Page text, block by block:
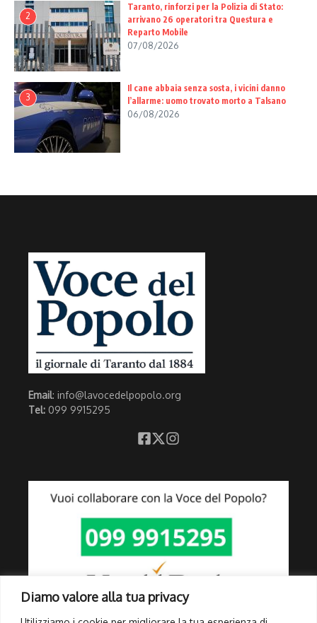
Diamo valore alla tua privacy
2
Taranto, rinforzi per la Polizia di Stato:
arrivano 26 operatori tra Questura e
Reparto Mobile
07/08/2026
3
Il cane abbaia senza sosta, i vicini danno
l’allarme: uomo trovato morto a Talsano
06/08/2026
Email: info@lavocedelpopolo.org
Tel: 099 9915295